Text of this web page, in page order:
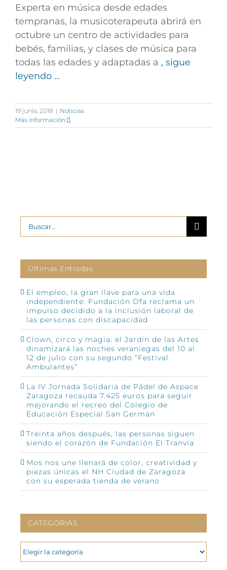
Experta en música desde edades
tempranas, la musicoterapeuta abrirá en
octubre un centro de actividades para
bebés, familias, y clases de música para
todas las edades y adaptadas a , sigue
leyendo …
19 junio, 2018 | Noticias
Más información
Buscar:
Últimas Entradas
El empleo, la gran llave para una vida
independiente: Fundación Dfa reclama un
impulso decidido a la inclusión laboral de
las personas con discapacidad
Clown, circo y magia: el Jardín de las Artes
dinamizará las noches veraniegas del 10 al
12 de julio con su segundo “Festival
Ambulantes”
La IV Jornada Solidaria de Pádel de Aspace
Zaragoza recauda 7.425 euros para seguir
mejorando el recreo del Colegio de
Educación Especial San Germán
Treinta años después, las personas siguen
siendo el corazón de Fundación El Tranvía
Mos nos une llenará de color, creatividad y
piezas únicas el NH Ciudad de Zaragoza
con su esperada tienda de verano
CATEGORIAS
CATEGORIAS